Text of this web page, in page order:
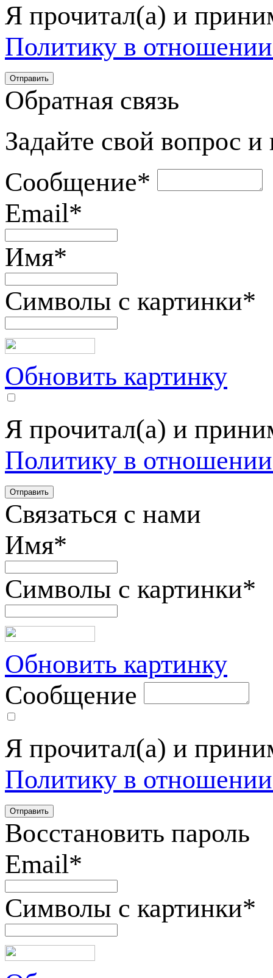
Я прочитал(а) и
Политику в
Обратная связь
Задайте свой вопрос
Сообщение*
Email*
Имя*
Символы с картинки*
Обновить картинку
Я прочитал(а) и
Политику в
Связаться с нами
Имя*
Символы с картинки*
Обновить картинку
Сообщение
Я прочитал(а) и
Политику в
Восстановить пароль
Email*
Символы с картинки*